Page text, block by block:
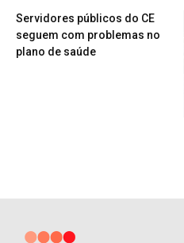
Servidores públicos do CE
seguem com problemas no
plano de saúde